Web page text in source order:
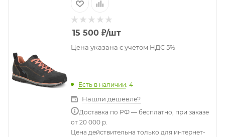
15 500 ₽/шт
Цена указана с учетом НДС 5%
Есть в наличии: 4
Нашли дешевле?
Доставка по РФ — бесплатно, при заказе
от 20 000 р.
Цена действительна только для интернет-